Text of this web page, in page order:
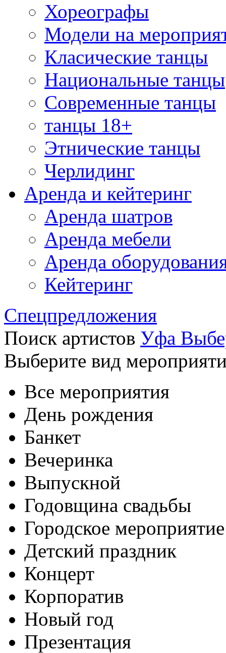
Хореографы
Модели на
Класические танцы
Национальные танцы
Современные танцы
танцы 18+
Этнические танцы
Черлидинг
Аренда и кейтеринг
Аренда шатров
Аренда мебели
Аренда
Кейтеринг
Спецпредложения
Поиск артистов Уфа
Выберите вид
Все мероприятия
День рождения
Банкет
Вечеринка
Выпускной
Годовщина свадьбы
Городское мероприятие
Детский праздник
Концерт
Корпоратив
Новый год
Презентация